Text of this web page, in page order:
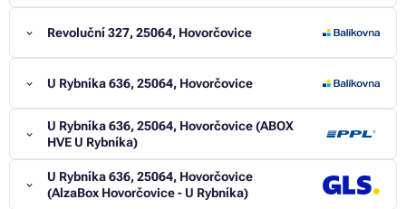
Revoluční 327, 25064, Hovorčovice
U Rybníka 636, 25064, Hovorčovice
U Rybníka 636, 25064, Hovorčovice (ABOX
HVE U Rybníka)
U Rybníka 636, 25064, Hovorčovice
(AlzaBox Hovorčovice - U Rybníka)